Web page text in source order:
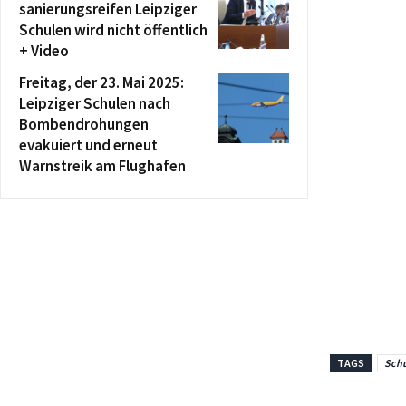
TAGS
sanierungsreifen Leipziger
Schulen wird nicht öffentlich
+ Video
Freitag, der 23. Mai 2025:
Leipziger Schulen nach
Bombendrohungen
evakuiert und erneut
Warnstreik am Flughafen